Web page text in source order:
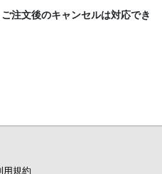
注文後のキャンセルは対応でき
用規約